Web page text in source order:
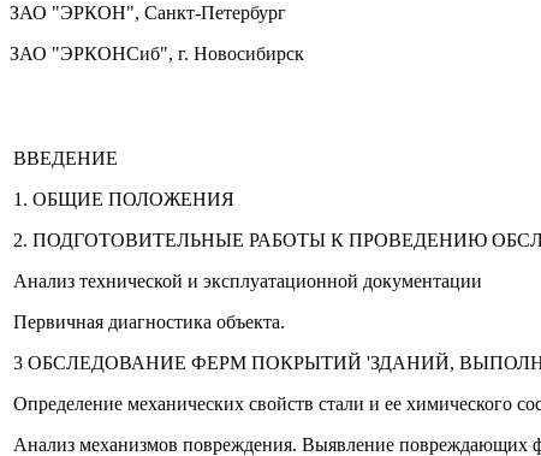
ЗАО "ЭРКОН", Санкт-Петербург
ЗАО "ЭРКОНСиб", г. Новосибирск
ВВЕДЕНИЕ
1. ОБЩИЕ ПОЛОЖЕНИЯ
2. ПОДГОТОВИТЕЛЬНЫЕ РАБОТЫ К ПРОВЕДЕНИЮ
Анализ технической и эксплуатационной документации
Первичная диагностика объекта.
3 ОБСЛЕДОВАНИЕ ФЕРМ ПОКРЫТИЙ 'ЗДАНИЙ,
Определение механических свойств стали и ее химического
Анализ механизмов повреждения. Выявление повреждающих